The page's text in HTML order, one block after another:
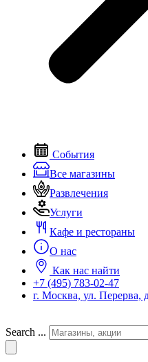
События
Все магазины
Развлечения
Услуги
Кафе и рестораны
О нас
Как нас найти
+7 (495) 783-02-47
г. Москва, ул. Перерва,
Search ...